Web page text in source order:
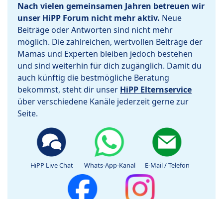
Nach vielen gemeinsamen Jahren betreuen wir
unser HiPP Forum nicht mehr aktiv. Neue
Beiträge oder Antworten sind nicht mehr
möglich. Die zahlreichen, wertvollen Beiträge der
Mamas und Experten bleiben jedoch bestehen
und sind weiterhin für dich zugänglich. Damit du
auch künftig die bestmögliche Beratung
bekommst, steht dir unser HiPP Elternservice
über verschiedene Kanäle jederzeit gerne zur
Seite.
HiPP Live Chat Whats-App-Kanal E-Mail / Telefon